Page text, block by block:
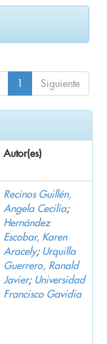
1 Siguiente
Autor(es)
Recinos Guillén,
Angela Cecilia;
Hernández
Escobar, Karen
Aracely; Urquilla
Guerrero, Ronald
Javier; Universidad
Francisco Gavidia